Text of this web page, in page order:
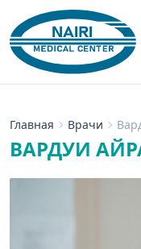
Главная Врачи
ВАРДУИ